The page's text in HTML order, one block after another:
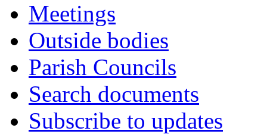
Meetings
Outside bodies
Parish Councils
Search documents
Subscribe to updates